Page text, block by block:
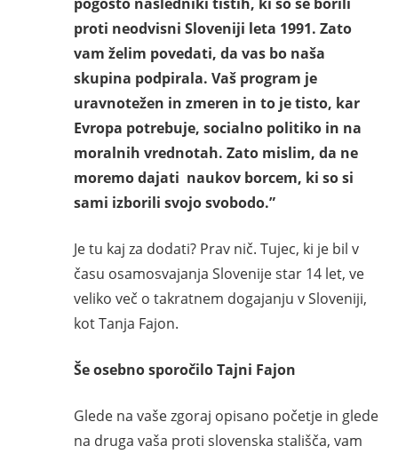
proti neodvisni Sloveniji leta 1991. Zato
vam želim povedati, da vas bo naša
skupina podpirala. Vaš program je
uravnotežen in zmeren in toje tisto, kar
Evropa potrebuje, socialno politiko in na
moralnih vrednotah. Zato mislim, da ne
moremo dajati naukov borcem, ki so si
sami izborili svojo svobodo.”
Je tu kaj za dodati? Prav nič. Tujec, ki je bil v
času osamosvajanja Slovenije star 14 let, ve
veliko več o takratnem dogajanju v Sloveniji,
kot Tanja Fajon.
Še osebno sporočilo Tajni Fajon
Glede na vaše zgoraj opisano početje in glede
na druga vaša proti slovenska stališča, vam